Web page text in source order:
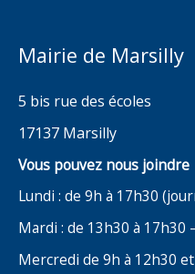
Mairie de Marsilly
5 bis rue des écoles
17137 Marsilly
Vous pouvez nous joindre
Lundi : de 9h à 17h30
Mardi : de 13h30 à
Mercredi de 9h à 12h30